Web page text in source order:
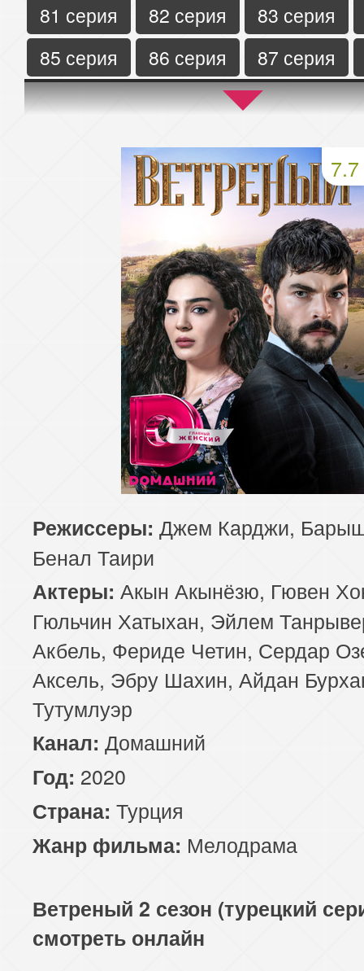
81 серия
82 серия
83 серия
85 серия
86 серия
87 серия
89 серия
90 серия
91 серия
94 серия
95 серия
98 серия 99 серия
103 серия
105 серия
106 серия 107 серия
109 серия
110 серия 111 серия
113 серия
114 серия 115 серия
117 серия
118 серия 119 серия
121 серия
122 серия 123 серия
125 серия
126 серия
129 серия
130 серия 131 серия
133 серия
134 серия
137 серия
138 серия 139 серия
141 серия
142 серия 143 серия
7.7
Режиссеры: Джем Карджи,
Бенал Таири
Актеры: Акын Акынёзю, Гювен
Гюльчин Хатыхан, Эйлем
Акбель, Фериде Четин, Сердар
Аксель, Эбру Шахин, Айдан
Тутумлуэр
Канал: Домашний
Год: 2020
Страна: Турция
Жанр фильма: Мелодрама
Ветреный 2 сезон (турецкий
смотреть онлайн